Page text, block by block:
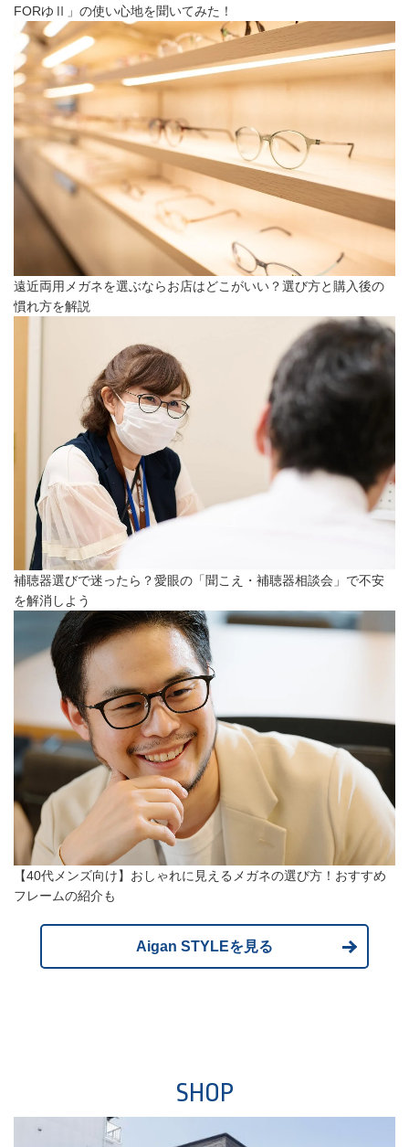
FORゆⅡ」の使い心地を聞いてみた！
遠近両用メガネを選ぶならお店はどこがいい？選び方と購入後の
慣れ方を解説
補聴器選びで迷ったら？愛眼の「聞こえ・補聴器相談会」で不安
を解消しよう
【40代メンズ向け】おしゃれに見えるメガネの選び方！おすすめ
フレームの紹介も
Aigan STYLEを見る
SHOP